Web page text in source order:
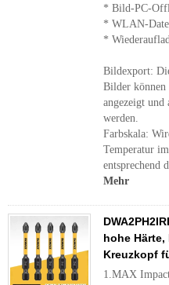
* Bild-PC-
* WLAN-
*
Bildexport:
Bilder können
angezeigt und
werden.
Farbskala:
Temperatur
entsprechend
Mehr
hohe Härte,
Kreuzkopf
1.MAX